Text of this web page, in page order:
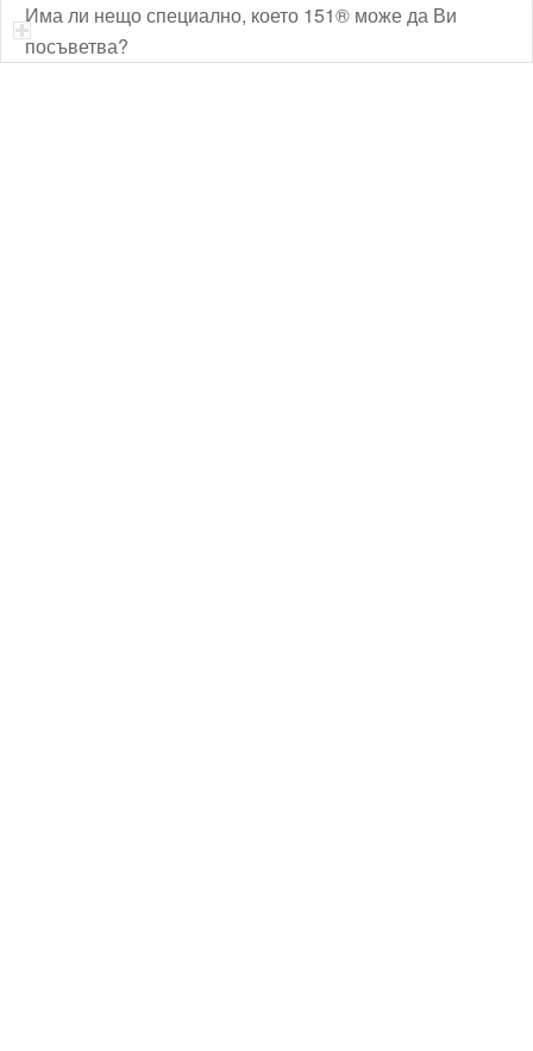
Има ли нещо специално, което 151® може да Ви
посъветва?